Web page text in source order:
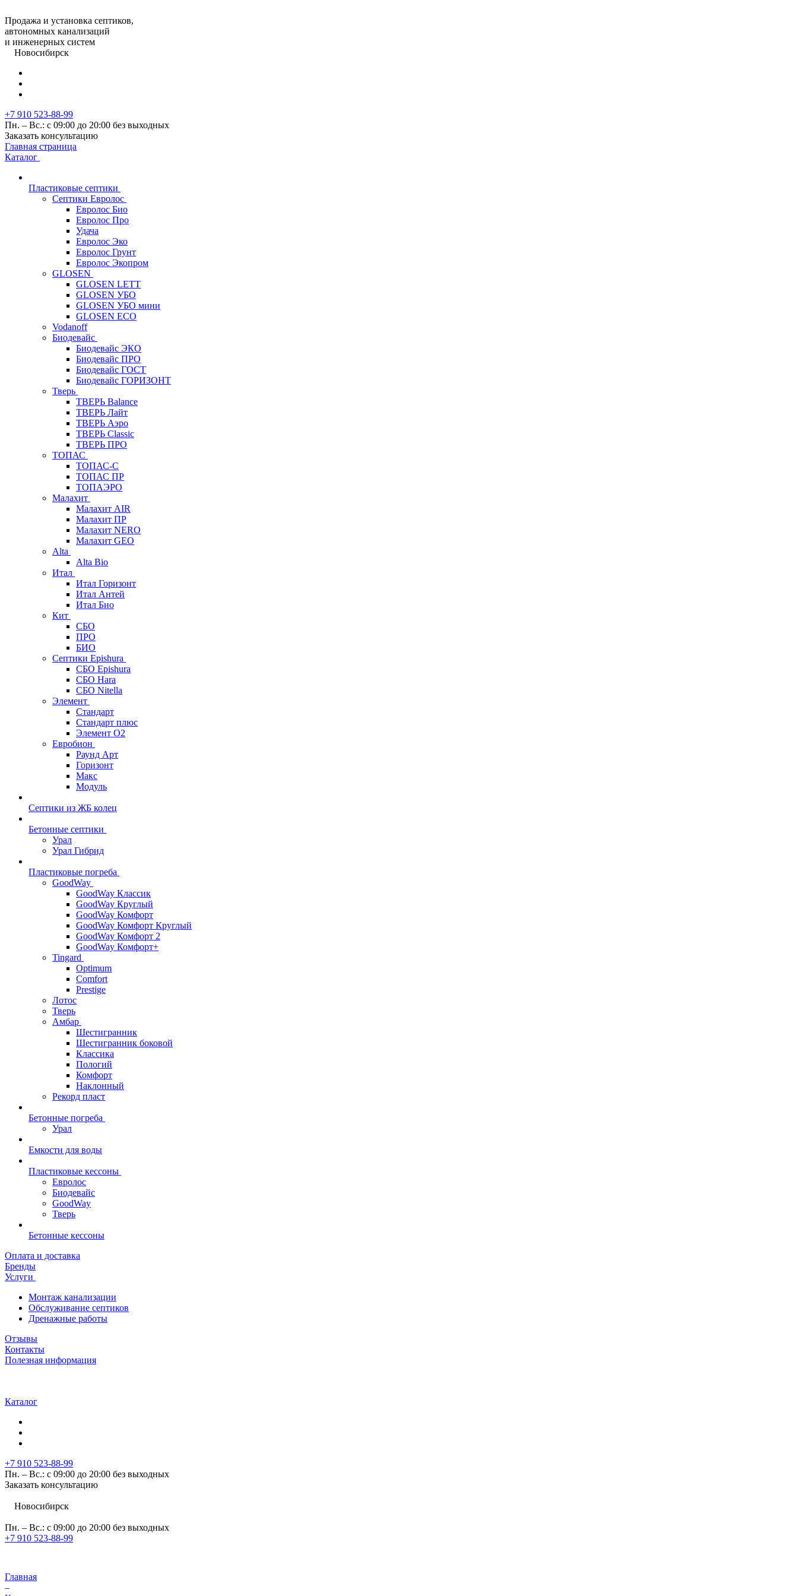
Продажа и установка септиков,
автономных канализаций
и инженерных систем
Новосибирск
+7 910 523-88-99
Пн. – Вс.: с 09:00 до 20:00 без выходных
Заказать консультацию
Главная страница
Каталог
Пластиковые септики
Септики Евролос
Евролос Био
Евролос Про
Удача
Евролос Эко
Евролос Грунт
Евролос Экопром
GLOSEN
GLOSEN LETT
GLOSEN УБО
GLOSEN УБО мини
GLOSEN ECO
Vodanoff
Биодевайс
Биодевайс ЭКО
Биодевайс ПРО
Биодевайс ГОСТ
Биодевайс ГОРИЗОНТ
Тверь
ТВЕРЬ Balance
ТВЕРЬ Лайт
ТВЕРЬ Аэро
ТВЕРЬ Classic
ТВЕРЬ ПРО
ТОПАС
ТОПАС-С
ТОПАС ПР
ТОПАЭРО
Малахит
Малахит AIR
Малахит ПР
Малахит NERO
Малахит GEO
Alta
Alta Bio
Итал
Итал Горизонт
Итал Антей
Итал Био
Кит
СБО
ПРО
БИО
Септики Epishura
СБО Epishura
СБО Hara
СБО Nitella
Элемент
Стандарт
Стандарт плюс
Элемент О2
Евробион
Раунд Арт
Горизонт
Макс
Модуль
Септики из ЖБ колец
Бетонные септики
Урал
Урал Гибрид
Пластиковые погреба
GoodWay
GoodWay Классик
GoodWay Круглый
GoodWay Комфорт
GoodWay Комфорт Круглый
GoodWay Комфорт 2
GoodWay Комфорт+
Tingard
Optimum
Comfort
Prestige
Лотос
Тверь
Амбар
Шестигранник
Шестигранник боковой
Классика
Пологий
Комфорт
Наклонный
Рекорд пласт
Бетонные погреба
Урал
Емкости для воды
Пластиковые кессоны
Евролос
Биодевайс
GoodWay
Тверь
Бетонные кессоны
Оплата и доставка
Бренды
Услуги
Монтаж канализации
Обслуживание септиков
Дренажные работы
Отзывы
Контакты
Полезная информация
Каталог
+7 910 523-88-99
Пн. – Вс.: с 09:00 до 20:00 без выходных
Заказать консультацию
Новосибирск
Пн. – Вс.: с 09:00 до 20:00 без выходных
+7 910 523-88-99
Главная
–